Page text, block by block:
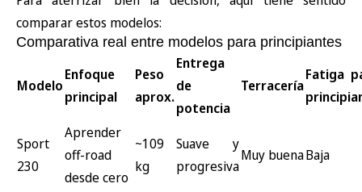
comparar estos modelos:
Comparativa real entre modelos para principiantes
Modelo
Enfoque
principal
Peso
aprox.
Entrega
de
potencia
Terracería
Fatiga
Sport
230
Aprender
off-road
desde cero
~109
kg
Suave y
progresiva
Muy buenaBaja